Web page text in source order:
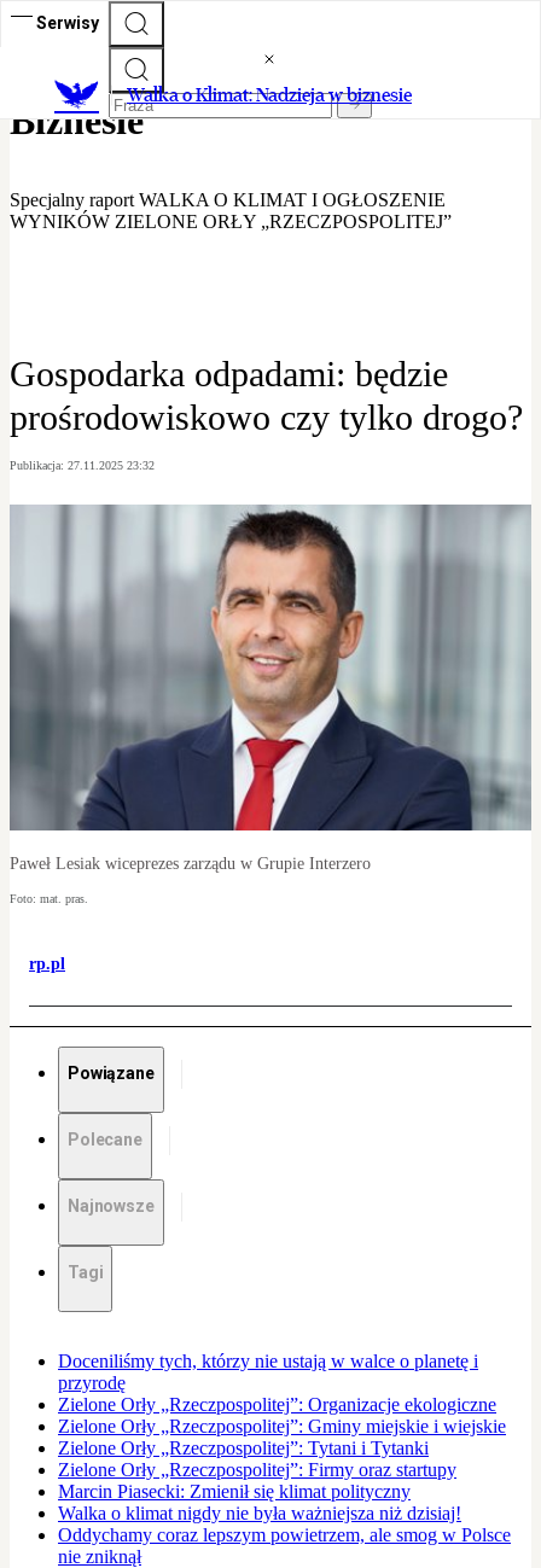
Serwisy
Walka o Klimat: Nadzieja w biznesie
Walka o Klimat - Nadzieja w
Biznesie
Specjalny raport WALKA O KLIMAT I OGŁOSZENIE
WYNIKÓW ZIELONE ORŁY „RZECZPOSPOLITEJ”
Gospodarka odpadami: będzie
prośrodowiskowo czy tylko drogo?
Publikacja: 27.11.2025 23:32
Paweł Lesiak wiceprezes zarządu w Grupie Interzero
Foto: mat. pras.
rp.pl
Powiązane
Polecane
Najnowsze
Tagi
Doceniliśmy tych, którzy nie ustają w walce o planetę i
przyrodę
Zielone Orły „Rzeczpospolitej”: Organizacje ekologiczne
Zielone Orły „Rzeczpospolitej”: Gminy miejskie i wiejskie
Zielone Orły „Rzeczpospolitej”: Tytani i Tytanki
Zielone Orły „Rzeczpospolitej”: Firmy oraz startupy
Marcin Piasecki: Zmienił się klimat polityczny
Walka o klimat nigdy nie była ważniejsza niż dzisiaj!
Oddychamy coraz lepszym powietrzem, ale smog w Polsce
nie zniknął